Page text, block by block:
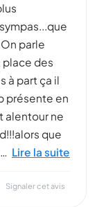
parle
place des
à part ça il
présente en
alentour ne
que
Lire la suite
Signaler cet avis